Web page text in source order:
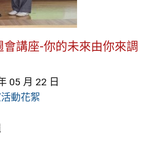
講座-你的未來由你來調
05 月 22 日
動花絮